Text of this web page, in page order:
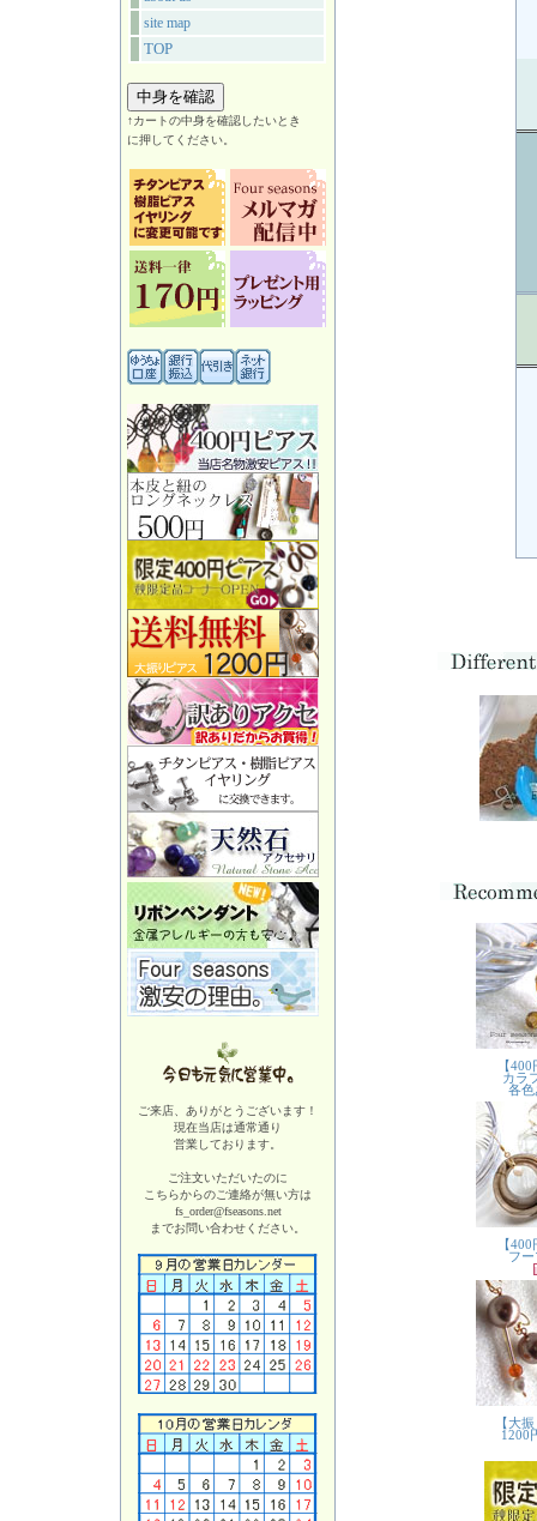
site map
TOP
↑カートの中身を確認したいとき
に押してください。
ご来店、ありがとうございます！
現在当店は通常通り
営業しております。
ご注文いただいたのに
こちらからのご連絡が無い方は
fs_order@fseasons.net
までお問い合わせください。